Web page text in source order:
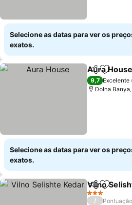
Selecione as datas para ver os
exatos.
Partilhar
Aura House
9,7 Excelente
Dolna
Selecione as datas para ver os
exatos.
Partilhar
Vilno
3 Estrelas
/